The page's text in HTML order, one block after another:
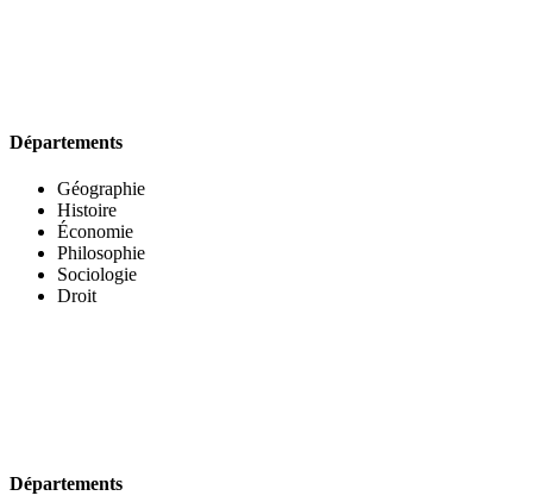
Départements
Géographie
Histoire
Économie
Philosophie
Sociologie
Droit
Départements